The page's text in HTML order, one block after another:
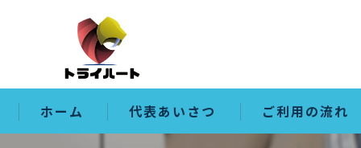
ホーム 代表あいさつ ご利用の流れ